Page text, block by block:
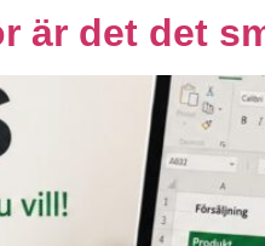
är det det